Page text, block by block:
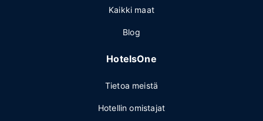
Kaikki maat
Blog
HotelsOne
Tietoa meistä
Hotellin omistajat